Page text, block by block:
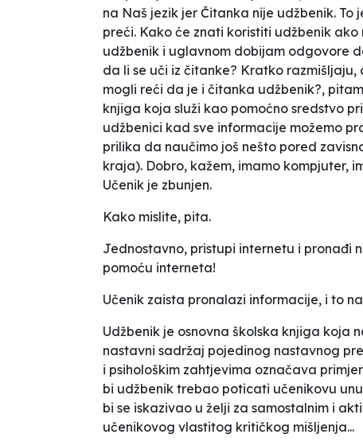
na Naš jezik jer Čitanka nije udžbenik. To
preći. Kako će znati koristiti udžbenik ako
udžbenik i uglavnom dobijam odgovore
da li se uči iz čitanke? Kratko
mogli reći da je i čitanka udžbenik?,
knjiga koja služi kao pomoćno sredstvo
udžbenici kad sve informacije možemo
prilika da naučimo još nešto pored
kraja). Dobro, kažem, imamo kompjuter,
Učenik je zbunjen.
Kako mislite, pita.
Jednostavno, pristupi internetu i pronađi
pomoću interneta!
Učenik zaista pronalazi informacije, i to
Udžbenik je osnovna školska knjiga koja
nastavni sadržaj pojedinog nastavnog
i psihološkim zahtjevima označava
bi udžbenik trebao poticati učenikovu
bi se iskazivao u želji za samostalnim i
učenikovog vlastitog kritičkog mišljenja...